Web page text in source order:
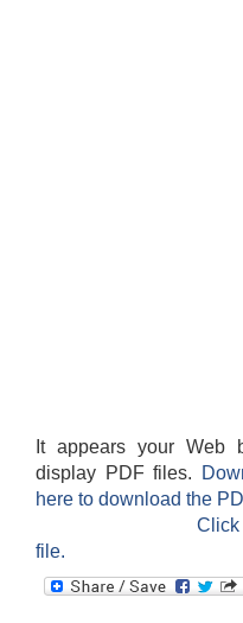
It appears your Web
display PDF files.
here to download the
file.